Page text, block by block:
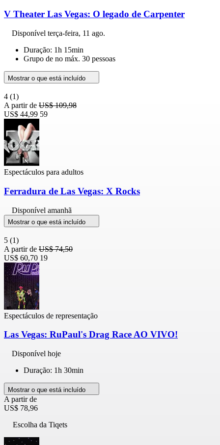
V Theater Las Vegas: O legado de Carpenter
Disponível terça-feira, 11 ago.
Duração: 1h 15min
Grupo de no máx. 30 pessoas
Mostrar o que está incluído
4 (1)
A partir de US$ 109,98
US$ 44,99 59
Espectáculos para adultos
Ferradura de Las Vegas: X Rocks
Disponível amanhã
Mostrar o que está incluído
5 (1)
A partir de US$ 74,50
US$ 60,70 19
Espectáculos de representação
Las Vegas: RuPaul's Drag Race AO VIVO!
Disponível hoje
Duração: 1h 30min
Mostrar o que está incluído
A partir de
US$ 78,96
Escolha da Tiqets